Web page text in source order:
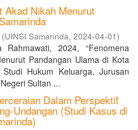
Akad Nikah Menurut
(UINSI Samarinda, 2024-04-01)
Rahmawati, 2024, “Fenomena
Pandangan Ulama di Kota
Hukum Keluarga, Jurusan
Sultan ...
Dalam Perspektif
Undangan (Studi Kasus di